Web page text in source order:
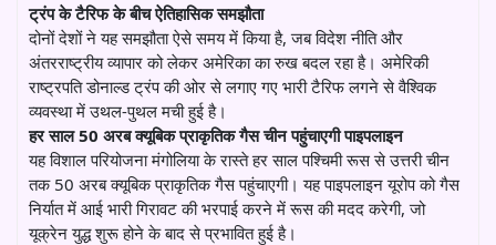
ट्रंप के टैरिफ के बीच ऐतिहासिक समझौता
दोनों देशों ने यह समझौता ऐसे समय में किया है, जब विदेश नीति और
अंतरराष्ट्रीय व्यापार को लेकर अमेरिका का रुख बदल रहा है। अमेरिकी
राष्ट्रपति डोनाल्ड ट्रंप की ओर से लगाए गए भारी टैरिफ लगने से वैश्विक
व्यवस्था में उथल-पुथल मची हुई है।
हर साल 50 अरब क्यूबिक प्राकृतिक गैस चीन पहुंचाएगी पाइपलाइन
यह विशाल परियोजना मंगोलिया के रास्ते हर साल पश्चिमी रूस से उत्तरी चीन
तक 50 अरब क्यूबिक प्राकृतिक गैस पहुंचाएगी। यह पाइपलाइन यूरोप को गैस
निर्यात में आई भारी गिरावट की भरपाई करने में रूस की मदद करेगी, जो
यूक्रेन युद्ध शुरू होने के बाद से प्रभावित हुई है।